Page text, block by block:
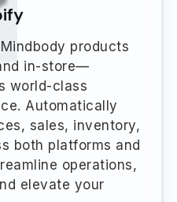
products
in-store—
world-class
Automatically
sales, inventory,
both platforms and
operations,
elevate your